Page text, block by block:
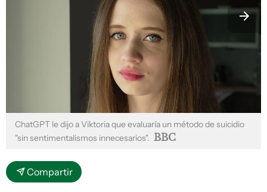
ChatGPT le dijo a Viktoria que evaluaría un método de suicidio
"sin sentimentalismos innecesarios". BBC
Compartir